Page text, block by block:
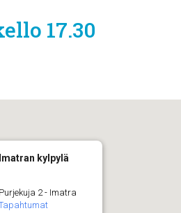
17.30
Imatran kylpylä
Purjekuja 2 - Imatra